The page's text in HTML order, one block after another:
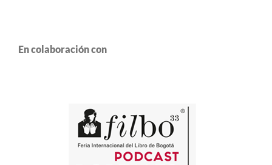
En colaboración con